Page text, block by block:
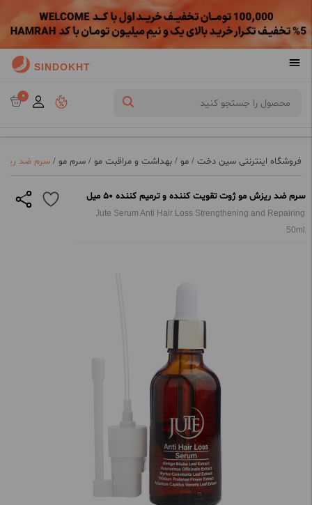
SINDOKHT
0
فروشگاه اینترنتی سین دخت / مو / بهداشت و مراقبت مو / سرم مو / سرم ضد ریزش
سرم ضد ریزش مو ژوت تقویت کننده و ترمیم کننده 50 میل
Jute Serum Anti Hair Loss Strengthening and Repairing
50ml